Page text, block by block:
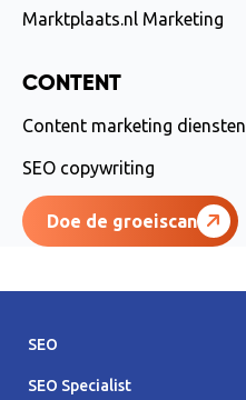
Marktplaats.nl Marketing
CONTENT
Content marketing diensten
SEO copywriting
Doe de groeiscan
SEO
SEO Specialist